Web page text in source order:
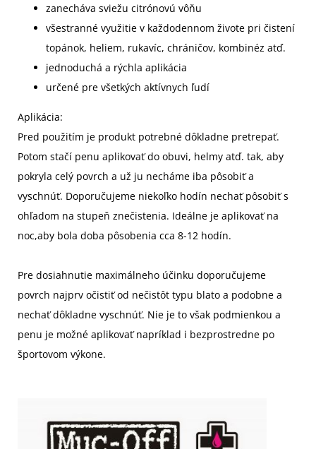
zanecháva sviežu citrónovú vôňu
všestranné využitie v každodennom živote pri čistení
topánok, heliem, rukavíc, chráničov, kombinéz atď.
jednoduchá a rýchla aplikácia
určené pre všetkých aktívnych ľudí
Aplikácia:
Pred použitím je produkt potrebné dôkladne pretrepať.
Potom stačí penu aplikovať do obuvi, helmy atď. tak, aby
pokryla celý povrch a už ju necháme iba pôsobiť a
vyschnúť. Doporučujeme niekoľko hodín nechať pôsobiť s
ohľadom na stupeň znečistenia. Ideálne je aplikovať na
noc,aby bola doba pôsobenia cca 8-12 hodín.
Pre dosiahnutie maximálneho účinku doporučujeme
povrch najprv očistiť od nečistôt typu blato a podobne a
nechať dôkladne vyschnúť. Nie je to však podmienkou a
penu je možné aplikovať napríklad i bezprostredne po
športovom výkone.